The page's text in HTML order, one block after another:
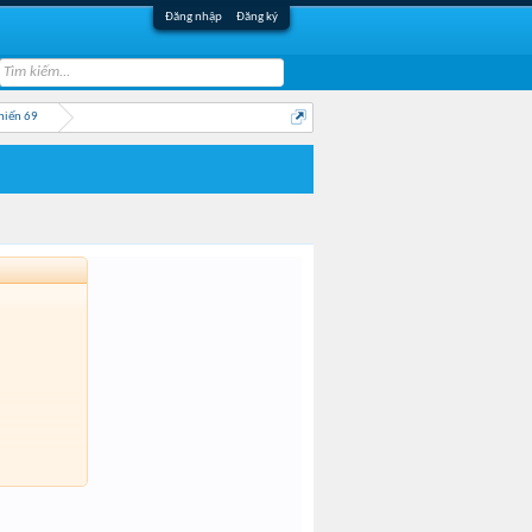
Đăng nhập Đăng ký
69